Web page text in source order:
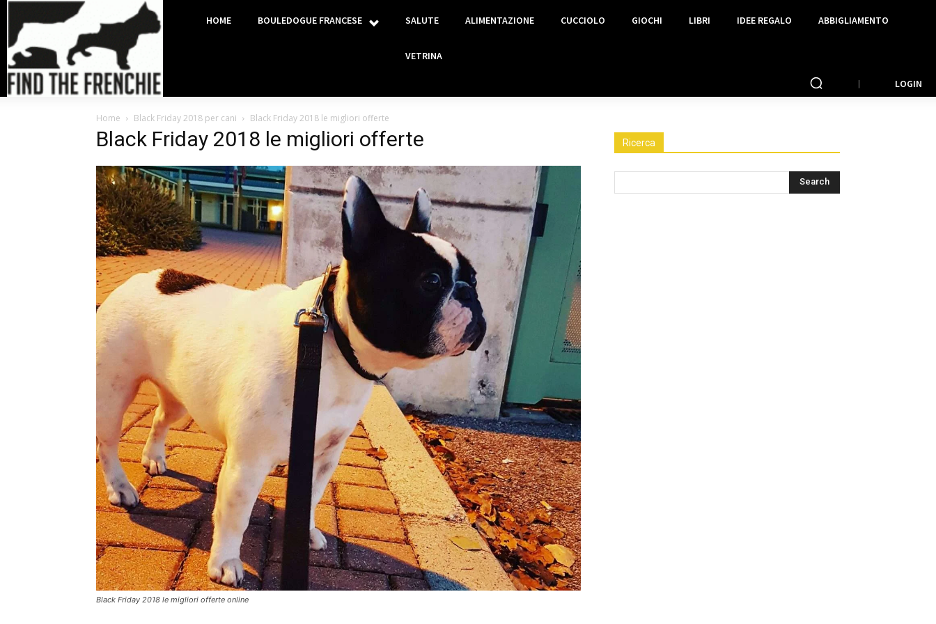
HOME BOULEDOGUE FRANCESE SALUTE ALIMENTAZIONE CUCCIOLO GIOCHI LIBRI IDEE REGALO ABBIGLIAMENTO
VETRINA
LOGIN
Home Black Friday 2018 per cani Black Friday 2018 le migliori offerte
Black Friday 2018 le migliori offerte
Black Friday 2018 le migliori offerte online
Ricerca